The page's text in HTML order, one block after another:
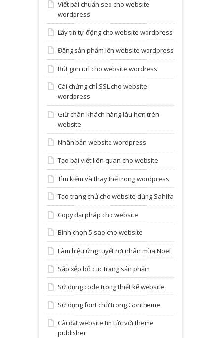
Viết bài chuẩn seo cho website
wordpress
Lấy tin tự động cho website wordpress
Đăng sản phẩm lên website wordpress
Rút gọn url cho website wordress
Cài chứng chỉ SSL cho website
wordpress
Giữ chân khách hàng lâu hơn trên
website
Nhân bản website wordpress
Tạo bài viết liên quan cho website
Tìm kiếm và thay thế trong wordpress
Tạo trang chủ cho website dùng Sahifa
Copy đại pháp cho website
Bình chọn 5 sao cho website
Làm hiệu ứng tuyết rơi nhân mùa Noel
Sắp xếp bố cục trang sản phẩm
Sử dụng code trong thiết kế website
Sử dụng font chữ trong Gontheme
Cài đặt website tin tức với theme
publisher